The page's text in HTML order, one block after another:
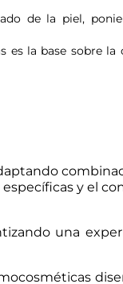
de la piel,
es la base sobre la
y el
una